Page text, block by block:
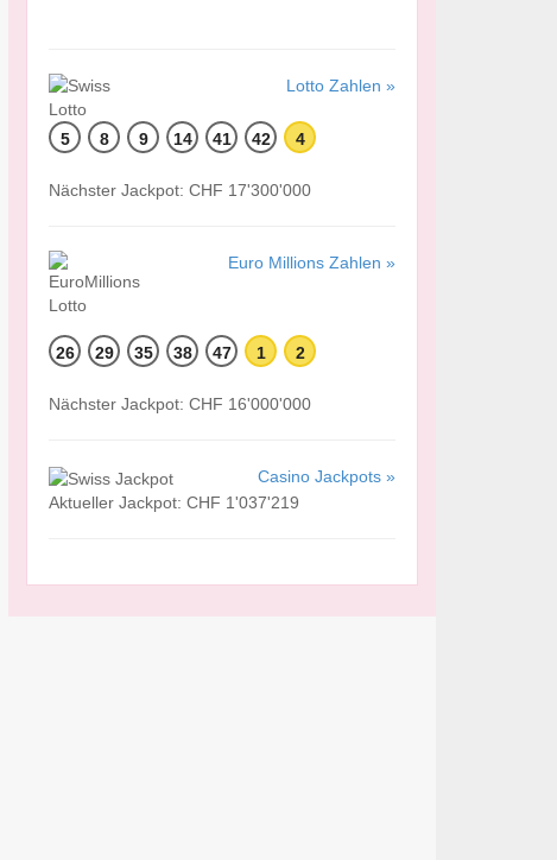
Lotto Zahlen »
5 8 9 14 41 42 4
Nächster Jackpot: CHF 17'300'000
Euro Millions Zahlen »
26 29 35 38 47 1 2
Nächster Jackpot: CHF 16'000'000
Casino Jackpots »
Aktueller Jackpot: CHF 1'037'219